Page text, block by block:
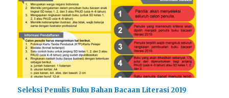
Seleksi Penulis Buku Bahan Bacaan Literasi 2019